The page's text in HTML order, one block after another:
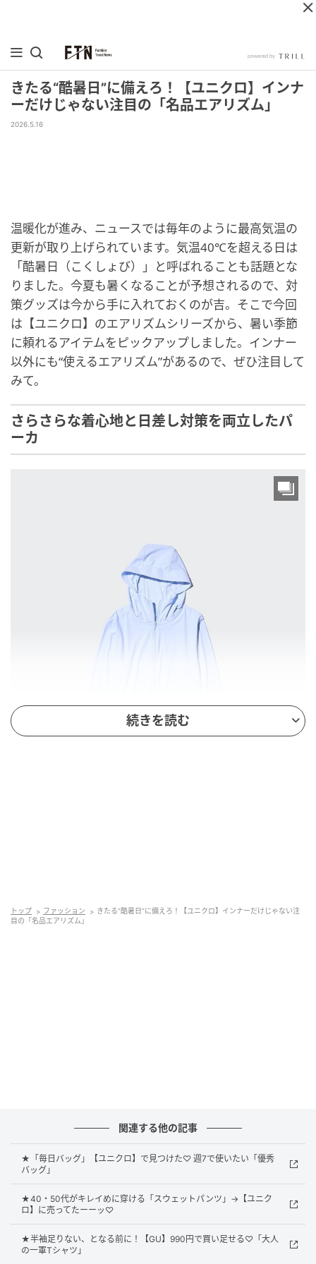
きたる“酷暑日”に備えろ！【ユニクロ】インナ
ーだけじゃない注目の「名品エアリズム」
2026.5.16
温暖化が進み、ニュースでは毎年のように最高気温の
更新が取り上げられています。気温40℃を超える日は
「酷暑日（こくしょび）」と呼ばれることも話題とな
りました。今夏も暑くなることが予想されるので、対
策グッズは今から手に入れておくのが吉。そこで今回
は【ユニクロ】のエアリズムシリーズから、暑い季節
に頼れるアイテムをピックアップしました。インナー
以外にも“使えるエアリズム”があるので、ぜひ注目して
みて。
さらさらな着心地と日差し対策を両立したパ
ーカ
【ユニクロ】「ウルトラストレッチエアリズムUVカッ
トフルジップパーカ」¥2,990（税込）
Aラインできれいめに着こなせる楽ちんワンピ
続きを読む
トップ ファッション
きたる“酷暑日”に備えろ！【ユニクロ】インナーだけじゃない注
目の「名品エアリズム」
関連する他の記事
★「毎日バッグ」【ユニクロ】で見つけた♡ 週7で使いたい「優秀
バッグ」
★40・50代がキレイめに穿ける「スウェットパンツ」→【ユニク
ロ】に売ってたーーッ♡
★半袖足りない、となる前に！【GU】990円で買い足せる♡「大人
の一軍Tシャツ」